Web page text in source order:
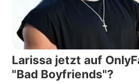
Larissa jetzt auf
"Bad Boyfriends"?